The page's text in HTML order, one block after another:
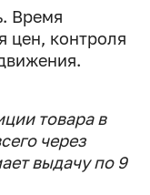
Время
цен, контроля
товара в
через
выдачу по 9